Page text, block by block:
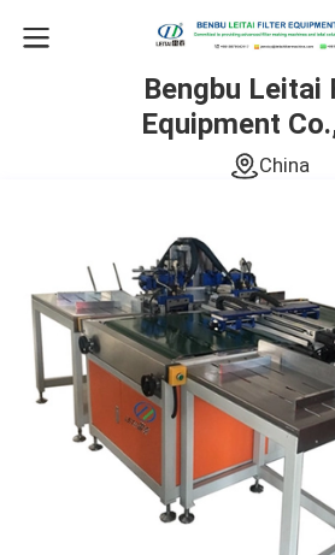
Bengbu Leitai
Equipment
China